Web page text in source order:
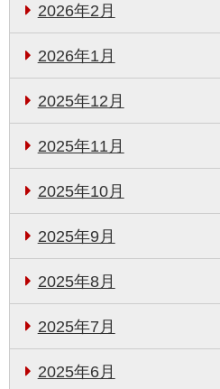
2026年2月
2026年1月
2025年12月
2025年11月
2025年10月
2025年9月
2025年8月
2025年7月
2025年6月